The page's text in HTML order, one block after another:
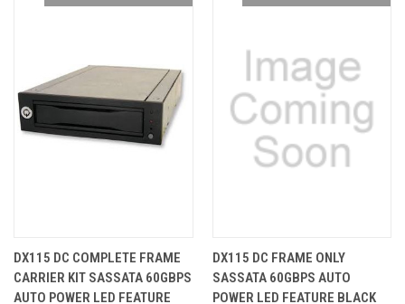
DX115 DC COMPLETE FRAME
CARRIER KIT SASSATA 60GBPS
AUTO POWER LED FEATURE
DX115 DC FRAME ONLY
SASSATA 60GBPS AUTO
POWER LED FEATURE BLACK